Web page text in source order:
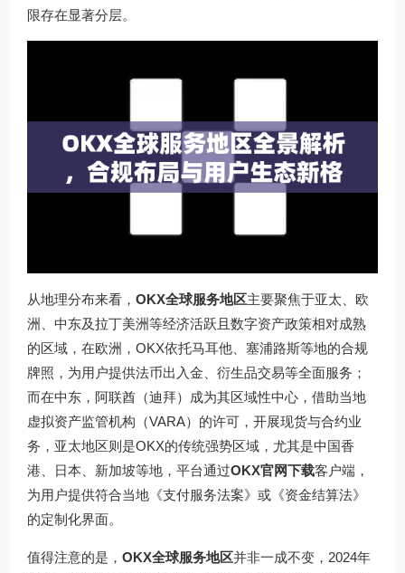
限存在显著分层。
从地理分布来看， OKX全球服务地区主要聚焦于亚太、欧
洲、中东及拉丁美洲等经济活跃且数字资产政策相对成熟
的区域，在欧洲，OKX依托马耳他、塞浦路斯等地的合规
牌照，为用户提供法币出入金、衍生品交易等全面服务；
而在中东，阿联酋（迪拜）成为其区域性中心，借助当地
虚拟资产监管机构（VARA）的许可，开展现货与合约业
务，亚太地区则是OKX的传统强势区域，尤其是中国香
港、日本、新加坡等地，平台通过OKX官网下载客户端，
为用户提供符合当地《支付服务法案》或《资金结算法》
的定制化界面。
值得注意的是， OKX全球服务地区并非一成不变，2024年